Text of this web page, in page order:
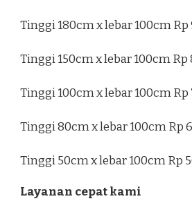
Tinggi 180cm x lebar 100cm Rp
Tinggi 150cm x lebar 100cm Rp
Tinggi 100cm x lebar 100cm Rp
Tinggi 80cm x lebar 100cm Rp
Tinggi 50cm x lebar 100cm Rp
Layanan cepat kami